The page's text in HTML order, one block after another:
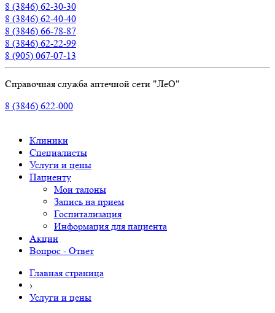
8 (3846) 62-30-30
8 (3846) 62-40-40
8 (3846) 66-78-87
8 (3846) 62-22-99
8 (905) 067-07-13
Справочная служба аптечной сети "ЛеО"
8 (3846) 622-000
Клиники
Специалисты
Услуги и цены
Пациенту
Мои талоны
Запись на прием
Госпитализация
Информация для пациента
Акции
Вопрос - Ответ
Главная страница
›
Услуги и цены